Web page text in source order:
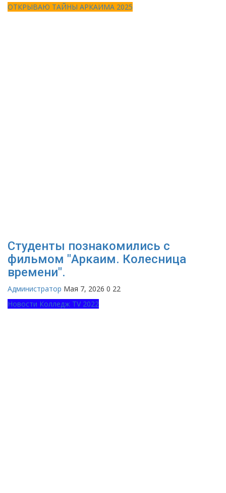
ОТКРЫВАЮ ТАЙНЫ АРКАИМА 2025
Студенты познакомились с
фильмом "Аркаим. Колесница
времени".
Администратор Мая 7, 2026 0 22
Новости Колледж TV 2022